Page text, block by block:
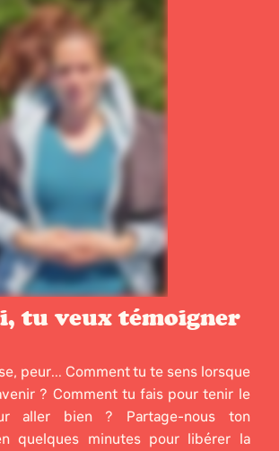
tu veux témoigner
peur... Comment tu te sens lorsque
? Comment tu fais pour tenir le
aller bien ? Partage-nous ton
quelques minutes pour libérer la